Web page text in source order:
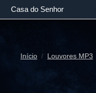
Casa do Senhor
Início Louvores MP3